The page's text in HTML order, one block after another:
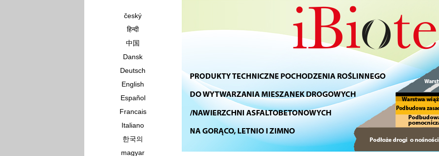
český
हिन्दी
中国
Dansk
Deutsch
English
Español
Francais
Italiano
한국의
magyar